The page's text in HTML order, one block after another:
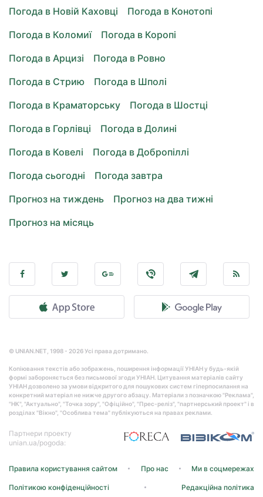
Погода в Новій Каховці
Погода в Конотопі
Погода в Коломиї
Погода в Коропі
Погода в Арцизі
Погода в Ровно
Погода в Стрию
Погода в Шполі
Погода в Краматорську
Погода в Шостці
Погода в Горлівці
Погода в Долині
Погода в Ковелі
Погода в Добропіллі
Погода сьогодні
Погода завтра
Прогноз на тиждень
Прогноз на два тижні
Прогноз на місяць
© UNIAN.NET, 1998 - 2026 Усі права дотримано.
Копіювання текстів або зображень, поширення інформації УНІАН у будь-якій
формі забороняється без письмової згоди УНІАН. Цитування матеріалів сайту
УНІАН дозволено за умови відкритого для пошукових систем гіперпосилання на
конкретний матеріал не нижче другого абзацу. Матеріали з позначкою "Реклама",
"НК", "Актуально", "Точка зору", "Офіційно", "Прес-реліз", "партнерський проект" і в
розділах "Вікно", "Особлива тема" публікуються на правах реклами.
Партнери проекту
unian.ua/pogoda:
Правила користування сайтом Про нас Ми в соцмережах
Політикою конфіденційності Редакційна політика